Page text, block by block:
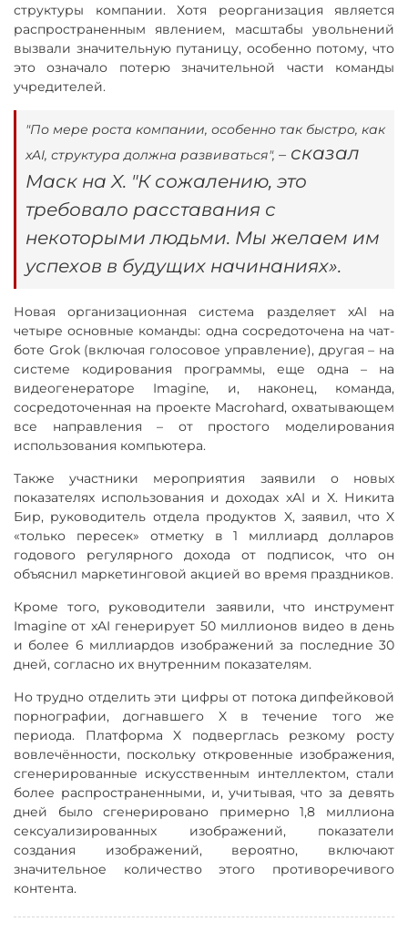
структуры компании. Хотя реорганизация является
распространенным явлением, масштабы увольнений
вызвали значительную путаницу, особенно потому, что
это означало потерю значительной части команды
учредителей.
"По мере роста компании, особенно так быстро, как
xAI, структура должна развиваться", – сказал
Маск на X. "К сожалению, это
требовало расставания с
некоторыми людьми. Мы желаем им
успехов в будущих начинаниях».
Новая организационная система разделяет xAI на
четыре основные команды: одна сосредоточена на чат-
боте Grok (включая голосовое управление), другая – на
системе кодирования программы, еще одна – на
видеогенераторе Imagine, и, наконец, команда,
сосредоточенная на проекте Macrohard, охватывающем
все направления – от простого моделирования
использования компьютера.
Также участники мероприятия заявили о новых
показателях использования и доходах xAI и X. Никита
Бир, руководитель отдела продуктов X, заявил, что X
«только пересек» отметку в 1 миллиард долларов
годового регулярного дохода от подписок, что он
объяснил маркетинговой акцией во время праздников.
Кроме того, руководители заявили, что инструмент
Imagine от xAI генерирует 50 миллионов видео в день
и более 6 миллиардов изображений за последние 30
дней, согласно их внутренним показателям.
Но трудно отделить эти цифры от потока дипфейковой
порнографии, догнавшего X в течение того же
периода. Платформа X подверглась резкому росту
вовлечённости, поскольку откровенные изображения,
сгенерированные искусственным интеллектом, стали
более распространенными, и, учитывая, что за девять
дней было сгенерировано примерно 1,8 миллиона
сексуализированных изображений, показатели
создания изображений, вероятно, включают
значительное количество этого противоречивого
контента.